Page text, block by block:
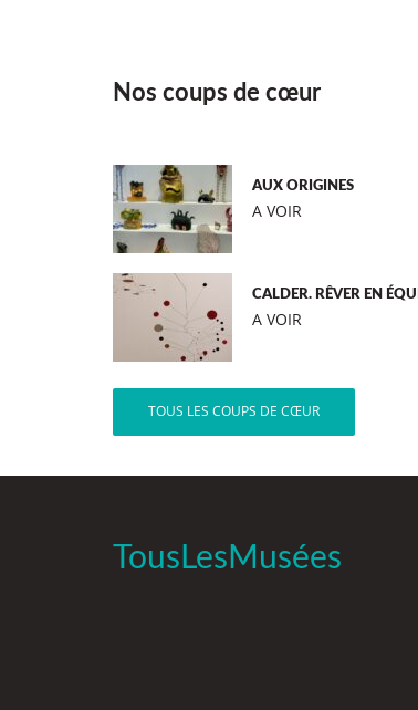
Nos coups de cœur
AUX ORIGINES
A VOIR
CALDER. RÊVER EN
A VOIR
TOUS LES COUPS DE CŒUR
TousLesMusées